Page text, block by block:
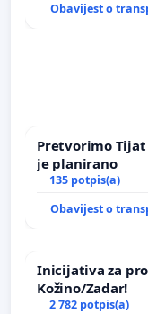
Obavijest o
Pretvorimo
je planirano
135 potpis(a)
Obavijest o
Inicijativa za
Kožino/Zadar!
2 782 potpis(a)